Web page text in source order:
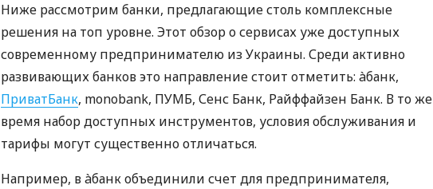
Ниже рассмотрим банки, предлагающие столь комплексные
решения на топ уровне. Этот обзор о сервисах уже доступных
современному предпринимателю из Украины. Среди активно
развивающих банков это направление стоит отметить: àбанк,
ПриватБанк, monobank, ПУМБ, Сенс Банк, Райффайзен Банк. В то же
время набор доступных инструментов, условия обслуживания и
тарифы могут существенно отличаться.
Например, в àбанк объединили счет для предпринимателя,